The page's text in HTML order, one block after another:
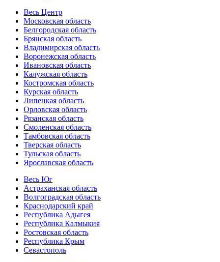
Весь Центр
Московская область
Белгородская область
Брянская область
Владимирская область
Воронежская область
Ивановская область
Калужская область
Костромская область
Курская область
Липецкая область
Орловская область
Рязанская область
Смоленская область
Тамбовская область
Тверская область
Тульская область
Ярославская область
Весь Юг
Астраханская область
Волгоградская область
Краснодарский край
Республика Адыгея
Республика Калмыкия
Ростовская область
Республика Крым
Севастополь